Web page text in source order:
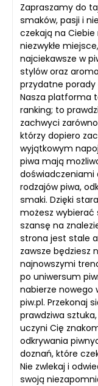
Zapraszamy do
smaków, pasji i
czekają na Ciebie
niezwykłe
najciekawsze w
stylów oraz
przydatne
Nasza platforma
ranking; to
zachwyci
którzy dopiero
wyjątkowym
piwa mają
rodzajów piwa,
smaki. Dzięki
możesz wybierać
szansę na
strona jest stale
zawsze będziesz
najnowszymi
po uniwersum
nabierze nowego
piw.pl. Przekonaj
prawdziwa
uczyni Cię
odkrywania
doznań, które
Nie zwlekaj i
swoją